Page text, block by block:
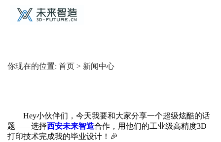
你现在的位置: 首页 > 新闻中心
Hey小伙伴们，今天我要和大家分享一个超级炫酷的话
题——选择西安未来智造合作，用他们的工业级高精度3D
打印技术完成我的毕业设计！🎉